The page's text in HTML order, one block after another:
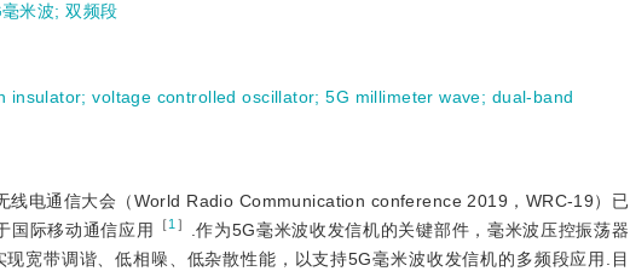
米波;双频段
insulator;voltage controlled oscillator;5G millimeter wave; dual-band
线电通信大会（World Radio Communication conference 2019，WRC-19）已
国际移动通信应用
［1 ］
.作为5G毫米波收发信机的关键部件，毫米波压控振荡器
宽带调谐、低相噪、低杂散性能，以支持5G毫米波收发信机的多频段应用.目